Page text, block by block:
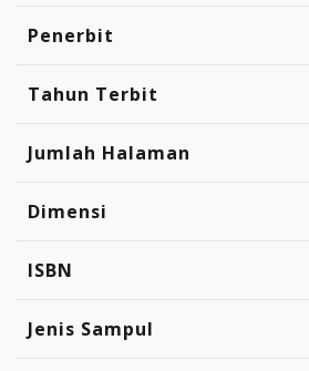
Penerbit
Tahun Terbit
Jumlah Halaman
Dimensi
ISBN
Jenis Sampul